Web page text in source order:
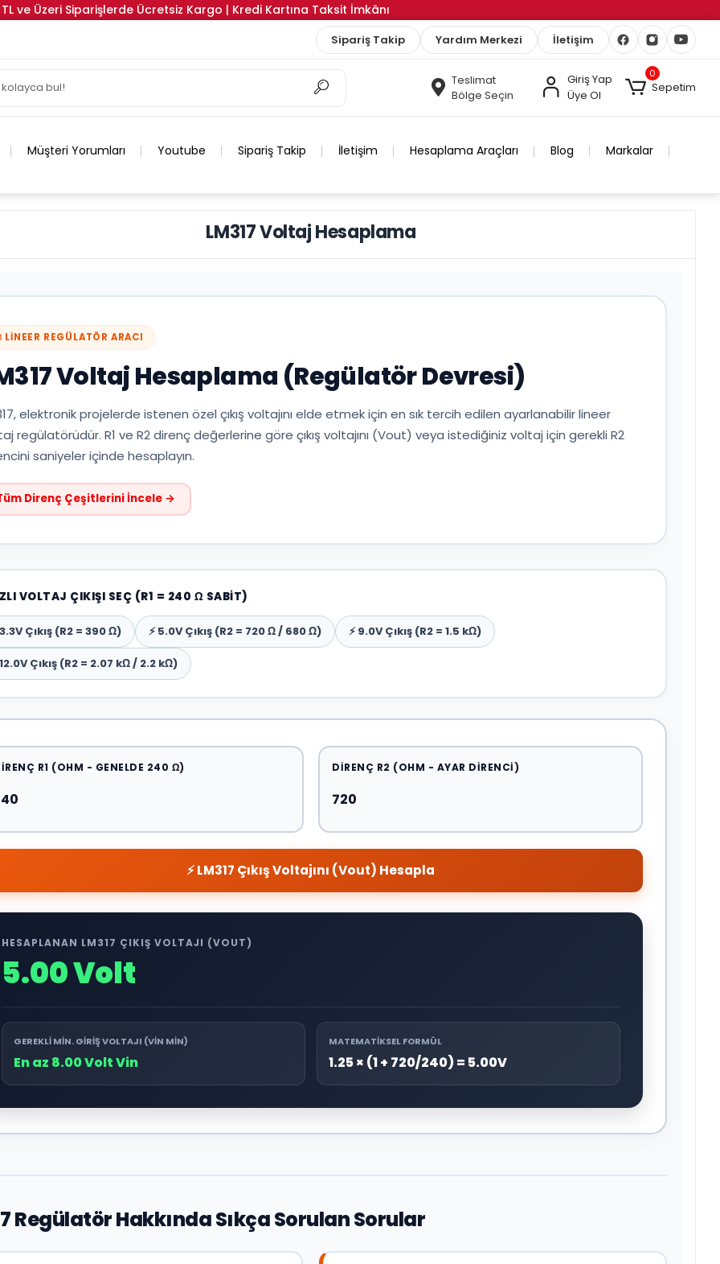
ve Üzeri Siparişlerde Ücretsiz Kargo | Kredi Kartına Taksit İmkânı
Sipariş Takip Yardım Merkezi İletişim
Teslimat
Bölge Seçin
Giriş Yap
Üye Ol
0
Sepetim
Müşteri Yorumları Youtube Sipariş Takip İletişim Hesaplama Araçları Blog Markalar
LM317 Voltaj Hesaplama
LINEER REGÜLATÖR ARACI
Voltaj Hesaplama (Regülatör Devresi)
elektronik projelerde istenen özel çıkış voltajını elde etmek için en sık tercih edilen ayarlanabilir lineer
regülatörüdür. R1 ve R2 direnç değerlerine göre çıkış voltajını (Vout) veya istediğiniz voltaj için gerekli R2
saniyeler içinde hesaplayın.
Direnç Çeşitlerini İncele →
VOLTAJ ÇIKIŞI SEÇ (R1 = 240 Ω SABIT)
3.3V Çıkış (R2 = 390 Ω) ⚡ 5.0V Çıkış (R2 = 720 Ω / 680 Ω) ⚡ 9.0V Çıkış (R2 = 1.5 kΩ)
12.0V Çıkış (R2 = 2.07 kΩ / 2.2 kΩ)
R1 (OHM - GENELDE 240 Ω) DIRENÇ R2 (OHM - AYAR DIRENCI)
⚡ LM317 Çıkış Voltajını (Vout) Hesapla
HESAPLANAN LM317 ÇIKIŞ VOLTAJI (VOUT)
5.00 Volt
GEREKLI MIN. GIRIŞ VOLTAJI (VIN MIN)
En az 8.00 Volt Vin
MATEMATIKSEL FORMÜL
1.25 × (1 + 720/240) = 5.00V
Regülatör Hakkında Sıkça Sorulan Sorular